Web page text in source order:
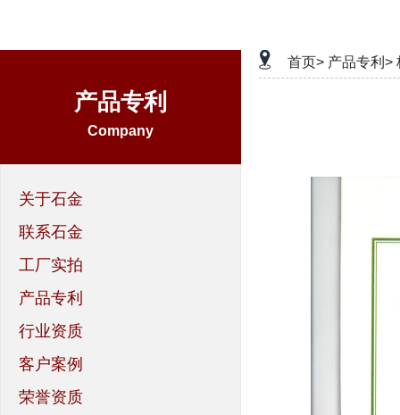
产品专利
Company
关于石金
联系石金
工厂实拍
产品专利
行业资质
客户案例
荣誉资质
首页> 产品专利>